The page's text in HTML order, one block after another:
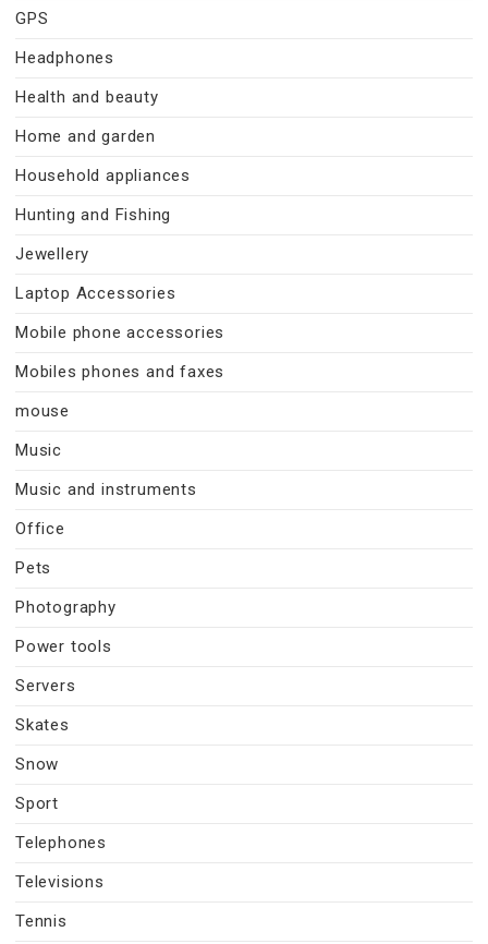
GPS
Headphones
Health and beauty
Home and garden
Household appliances
Hunting and Fishing
Jewellery
Laptop Accessories
Mobile phone accessories
Mobiles phones and faxes
mouse
Music
Music and instruments
Office
Pets
Photography
Power tools
Servers
Skates
Snow
Sport
Telephones
Televisions
Tennis